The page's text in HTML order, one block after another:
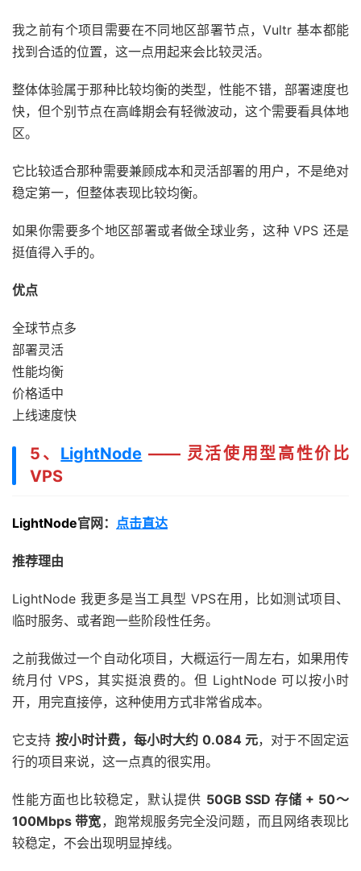
我之前有个项目需要在不同地区部署节点，Vultr 基本都能
找到合适的位置，这一点用起来会比较灵活。
整体体验属于那种比较均衡的类型，性能不错，部署速度也
快，但个别节点在高峰期会有轻微波动，这个需要看具体地
区。
它比较适合那种需要兼顾成本和灵活部署的用户，不是绝对
稳定第一，但整体表现比较均衡。
如果你需要多个地区部署或者做全球业务，这种 VPS 还是
挺值得入手的。
优点
全球节点多
部署灵活
性能均衡
价格适中
上线速度快
5、 LightNode —— 灵活使用型高性价比
VPS
LightNode官网： 点击直达
推荐理由
LightNode 我更多是当工具型 VPS在用，比如测试项目、
临时服务、或者跑一些阶段性任务。
之前我做过一个自动化项目，大概运行一周左右，如果用传
统月付 VPS，其实挺浪费的。但 LightNode 可以按小时
开，用完直接停，这种使用方式非常省成本。
它支持 按小时计费，每小时大约 0.084 元，对于不固定运
行的项目来说，这一点真的很实用。
性能方面也比较稳定，默认提供 50GB SSD 存储 + 50～
100Mbps 带宽，跑常规服务完全没问题，而且网络表现比
较稳定，不会出现明显掉线。